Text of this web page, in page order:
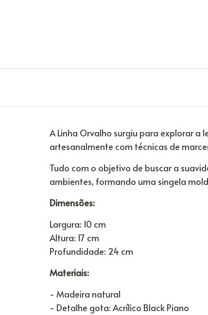
A Linha Orvalho surgiu para explorar a
artesanalmente com técnicas de
Tudo com o objetivo de buscar a
ambientes, formando uma singela
Dimensões:
Largura: 10 cm
Altura: 17 cm
Profundidade: 24 cm
Materiais:
- Madeira natural
- Detalhe gota: Acrílico Black Piano